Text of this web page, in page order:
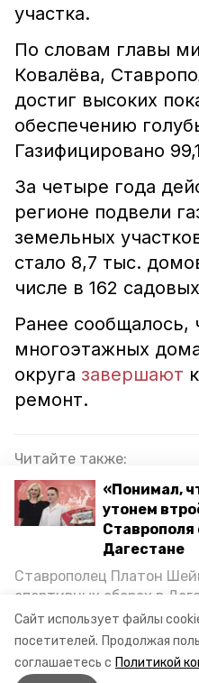
Сайт использует файлы
посетителей. Продолжая
соглашаетесь с Политикой
«Понимал,
утонем
Ставрополя
Дагестане
Ставрополец Платон
спортивных сборах в
Каспийском море детей и
возвращении домой,
пригласили в
наградили.
участка.
По словам главы
Ковалёва,
достиг высоких
обеспечению
Газифицировано
За четыре года
регионе подвели
земельных
стало 8,7 тыс.
числе в 162
Ранее сообщалось,
многоэтажных
округа завершают
ремонт.
Читайте также:
Трубу водопровода
из-за аварии
На улице 40 лет
Ремонтные работы на
Невинномысске
газификация